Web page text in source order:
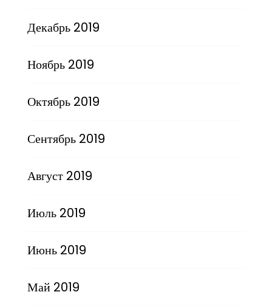
Декабрь 2019
Ноябрь 2019
Октябрь 2019
Сентябрь 2019
Август 2019
Июль 2019
Июнь 2019
Май 2019